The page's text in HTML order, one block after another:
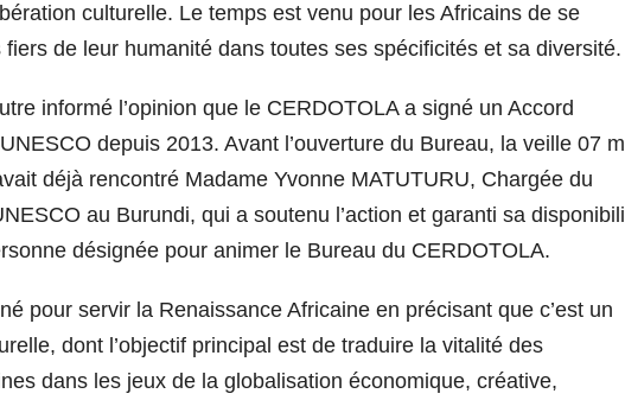
culturelle. Le temps est venu pour les Africains de se
fiers de leur humanité dans toutes ses spécificités et sa diversité.
informé l’opinion que le CERDOTOLA a signé un Accord
depuis 2013. Avant l’ouverture du Bureau, la veille 07
déjà rencontré Madame Yvonne MATUTURU, Chargée du
au Burundi, qui a soutenu l’action et garanti sa
désignée pour animer le Bureau du CERDOTOLA.
pour servir la Renaissance Africaine en précisant que c’est un
dont l’objectif principal est de traduire la vitalité des
dans les jeux de la globalisation économique, créative,